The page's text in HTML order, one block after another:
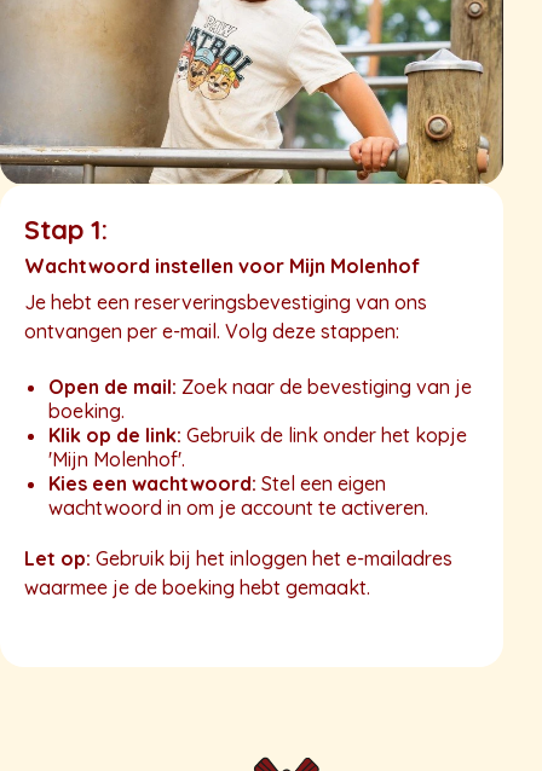
Stap 1:
Wachtwoord instellen voor Mijn Molenhof
Je hebt een reserveringsbevestiging van ons
ontvangen per e-mail. Volg deze stappen:
Open de mail: Zoek naar de bevestiging van je
boeking.
Klik op de link: Gebruik de link onder het kopje
'Mijn Molenhof'.
Kies een wachtwoord: Stel een eigen
wachtwoord in om je account te activeren.
Let op: Gebruik bij het inloggen het e-mailadres
waarmee je de boeking hebt gemaakt.